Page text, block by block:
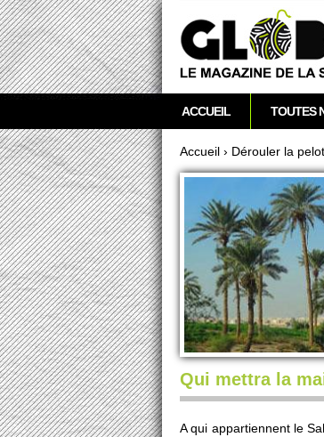
TwitterRSS Newsletter
Vous êtes ici
Accueil › Déro­uler la
Qui mettra la
A qui apparti­ennent le
M
e
n
u
c
i
p
a
l
ACCUEIL TOUTES